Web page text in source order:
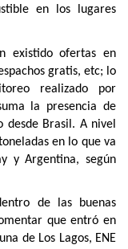
en los lugares
existido ofertas en
gratis, etc; lo
realizado por
la presencia de
Brasil. A nivel
en lo que va
y Argentina, según
de las buenas
que entró en
de Los Lagos, ENE